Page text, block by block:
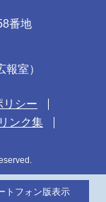
番地
室）
リシー
リンク集
トフォン版表示